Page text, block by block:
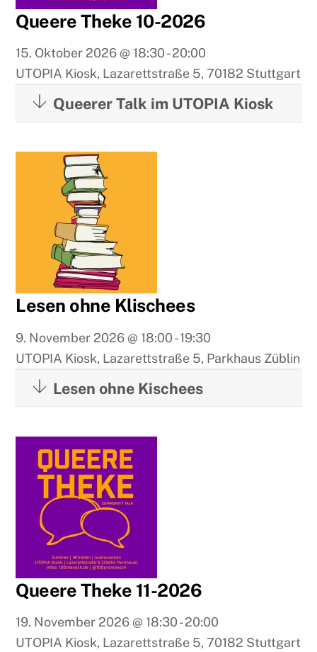
Queere Theke 10-2026
15. Oktober 2026 @ 18:30-20:00
UTOPIA Kiosk, Lazarettstraße 5, 70182 Stuttgart
Queerer Talk im UTOPIA Kiosk
Lesen ohne Klischees
9. November 2026 @ 18:00-19:30
UTOPIA Kiosk, Lazarettstraße 5, Parkhaus Züblin
Lesen ohne Kischees
Queere Theke 11-2026
19. November 2026 @ 18:30-20:00
UTOPIA Kiosk, Lazarettstraße 5, 70182 Stuttgart